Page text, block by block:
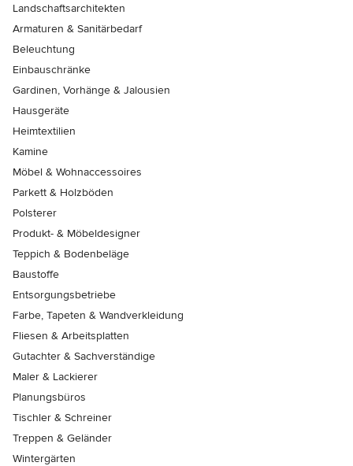
Landschaftsarchitekten
Armaturen & Sanitärbedarf
Beleuchtung
Einbauschränke
Gardinen, Vorhänge & Jalousien
Hausgeräte
Heimtextilien
Kamine
Möbel & Wohnaccessoires
Parkett & Holzböden
Polsterer
Produkt- & Möbeldesigner
Teppich & Bodenbeläge
Baustoffe
Entsorgungsbetriebe
Farbe, Tapeten & Wandverkleidung
Fliesen & Arbeitsplatten
Gutachter & Sachverständige
Maler & Lackierer
Planungsbüros
Tischler & Schreiner
Treppen & Geländer
Wintergärten